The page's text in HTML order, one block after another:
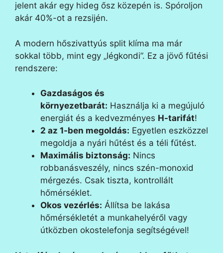
jelent akár egy hideg ősz közepén is. Spóroljon
akár 40%-ot a rezsijén.
A modern hőszivattyús split klíma ma már
sokkal több, mint egy „légkondi”. Ez a jövő fűtési
rendszere:
Gazdaságos és
környezetbarát: Használja ki a megújuló
energiát és a kedvezményes H-tarifát!
2 az 1-ben megoldás: Egyetlen eszközzel
megoldja a nyári hűtést és a téli fűtést.
Maximális biztonság: Nincs
robbanásveszély, nincs szén-monoxid
mérgezés. Csak tiszta, kontrollált
hőmérséklet.
Okos vezérlés: Állítsa be lakása
hőmérsékletét a munkahelyéről vagy
útközben okostelefonja segítségével!